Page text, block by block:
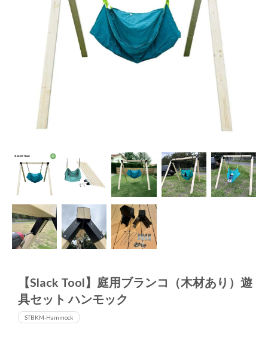
【Slack Tool】庭用ブランコ（木材あり）遊
具セット ハンモック
STBKM-Hammock